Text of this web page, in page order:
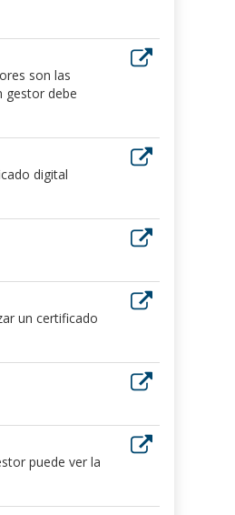
son las
gestor debe
digital
un certificado
puede ver la